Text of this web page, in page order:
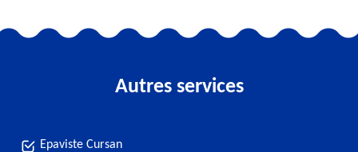
Autres services
Epaviste Cursan